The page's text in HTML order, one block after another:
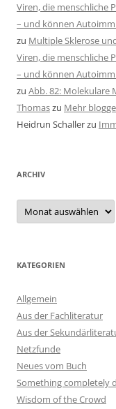
Viren, die menschliche
– und können
zu Multiple Sklerose
Viren, die menschliche
– und können
zu Abb. 82: Molekulare
Thomaszu Mehr
Heidrun Schallerzu
ARCHIV
Archiv
KATEGORIEN
Allgemein
Aus der Fachliteratur
Aus der
Netzfunde
Neues vom Buch
Something completely
Wisdom of the Crowd